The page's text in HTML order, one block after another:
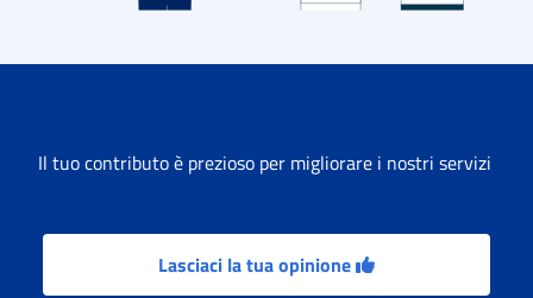
Il tuo contributo è prezioso per migliorare i nostri servizi
Lasciaci la tua opinione